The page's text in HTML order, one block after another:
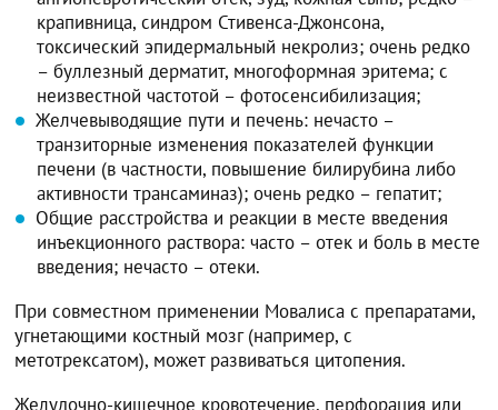
крапивница, синдром Стивенса-Джонсона,
токсический эпидермальный некролиз; очень редко
– буллезный дерматит, многоформная эритема; с
неизвестной частотой – фотосенсибилизация;
Желчевыводящие пути и печень: нечасто –
транзиторные изменения показателей функции
печени (в частности, повышение билирубина либо
активности трансаминаз); очень редко – гепатит;
Общие расстройства и реакции в месте введения
инъекционного раствора: часто – отек и боль в месте
введения; нечасто – отеки.
При совместном применении Мовалиса с препаратами,
угнетающими костный мозг (например, с
метотрексатом), может развиваться цитопения.
Желудочно-кишечное кровотечение, перфорация или